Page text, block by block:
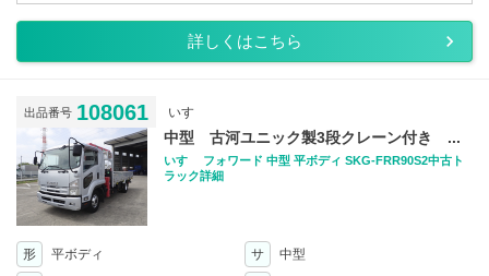
詳しくはこちら
出品番号 108061 いすゞ
中型 古河ユニック製3段クレーン付き ...
いすゞ フォワード 中型 平ボディ SKG-FRR90S2中古ト
ラック詳細
形 平ボディ サ
中型